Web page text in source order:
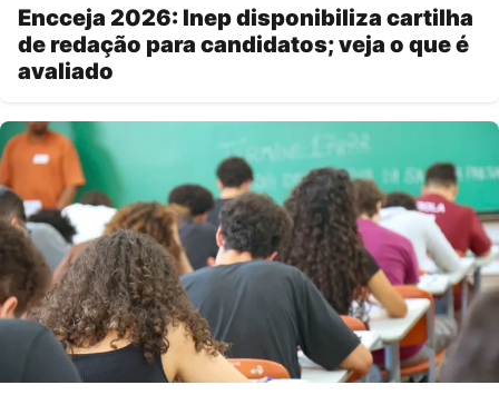
Encceja 2026: Inep disponibiliza cartilha
de redação para candidatos; veja o que é
avaliado